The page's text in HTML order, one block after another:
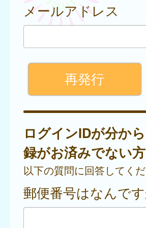
メールアドレス
ログインIDが分か
録がお済みでない方
以下の質問に回答してくだ
郵便番号はなんです